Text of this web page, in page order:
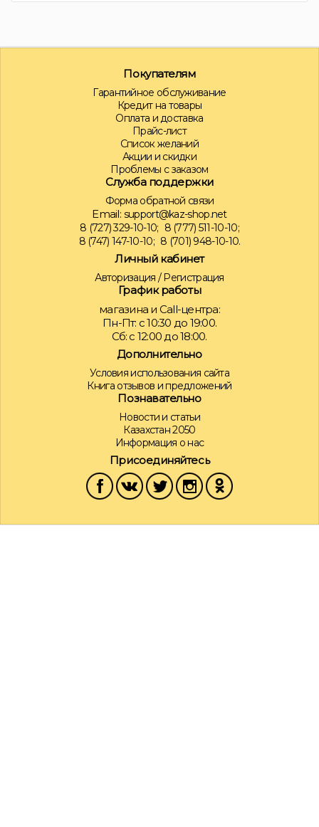
Покупателям
Гарантийное обслуживание
Кредит на товары
Оплата и доставка
Прайс-лист
Список желаний
Акции и скидки
Проблемы с заказом
Служба поддержки
Форма обратной связи
Email: support@kaz-shop.net
8 (727) 329-10-10; 8 (777) 511-10-10;
8 (747) 147-10-10; 8 (701) 948-10-10.
Личный кабинет
Авторизация /Регистрация
График работы
магазина и Call-центра:
Пн-Пт: с 10:30 до 19:00.
Сб: с 12:00 до 18:00.
Дополнительно
Условия использования сайта
Книга отзывов и предложений
Познавательно
Новости и статьи
Казахстан 2050
Информация о нас
Присоединяйтесь